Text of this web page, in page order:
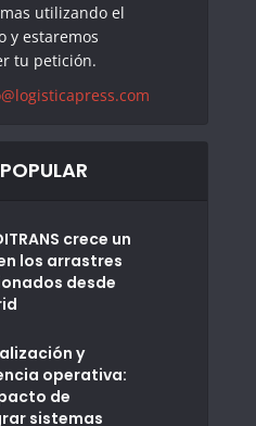
utilizando el
y estaremos
tu petición.
crece un
los arrastres
desde
y
operativa:
de
sistemas